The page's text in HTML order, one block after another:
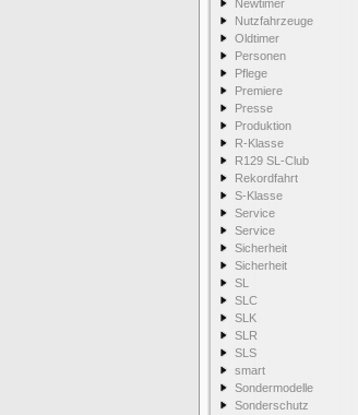
Newtimer
Nutzfahrzeuge
Oldtimer
Personen
Pflege
Premiere
Presse
Produktion
R-Klasse
R129 SL-Club
Rekordfahrt
S-Klasse
Service
Service
Sicherheit
Sicherheit
SL
SLC
SLK
SLR
SLS
smart
Sondermodelle
Sonderschutz